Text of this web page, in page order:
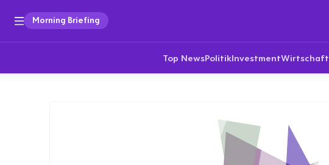
Morning Briefing
Top NewsPolitikInvestmentWirtschaft